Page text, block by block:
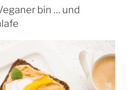
bin … und